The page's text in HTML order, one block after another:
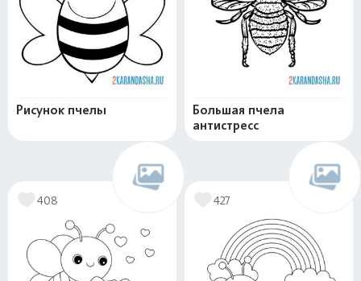
Рисунок пчелы
Большая пчела
антистресс
408 427